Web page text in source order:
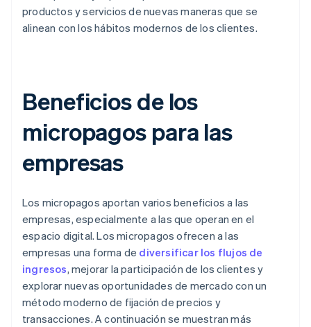
productos y servicios de nuevas maneras que se
alinean con los hábitos modernos de los clientes.
Beneficios de los
micropagos para las
empresas
Los micropagos aportan varios beneficios a las
empresas, especialmente a las que operan en el
espacio digital. Los micropagos ofrecen a las
empresas una forma de diversificar los flujos de
ingresos, mejorar la participación de los clientes y
explorar nuevas oportunidades de mercado con un
método moderno de fijación de precios y
transacciones. A continuación se muestran más